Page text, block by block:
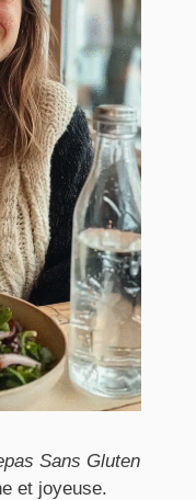
Sans Gluten
et joyeuse.